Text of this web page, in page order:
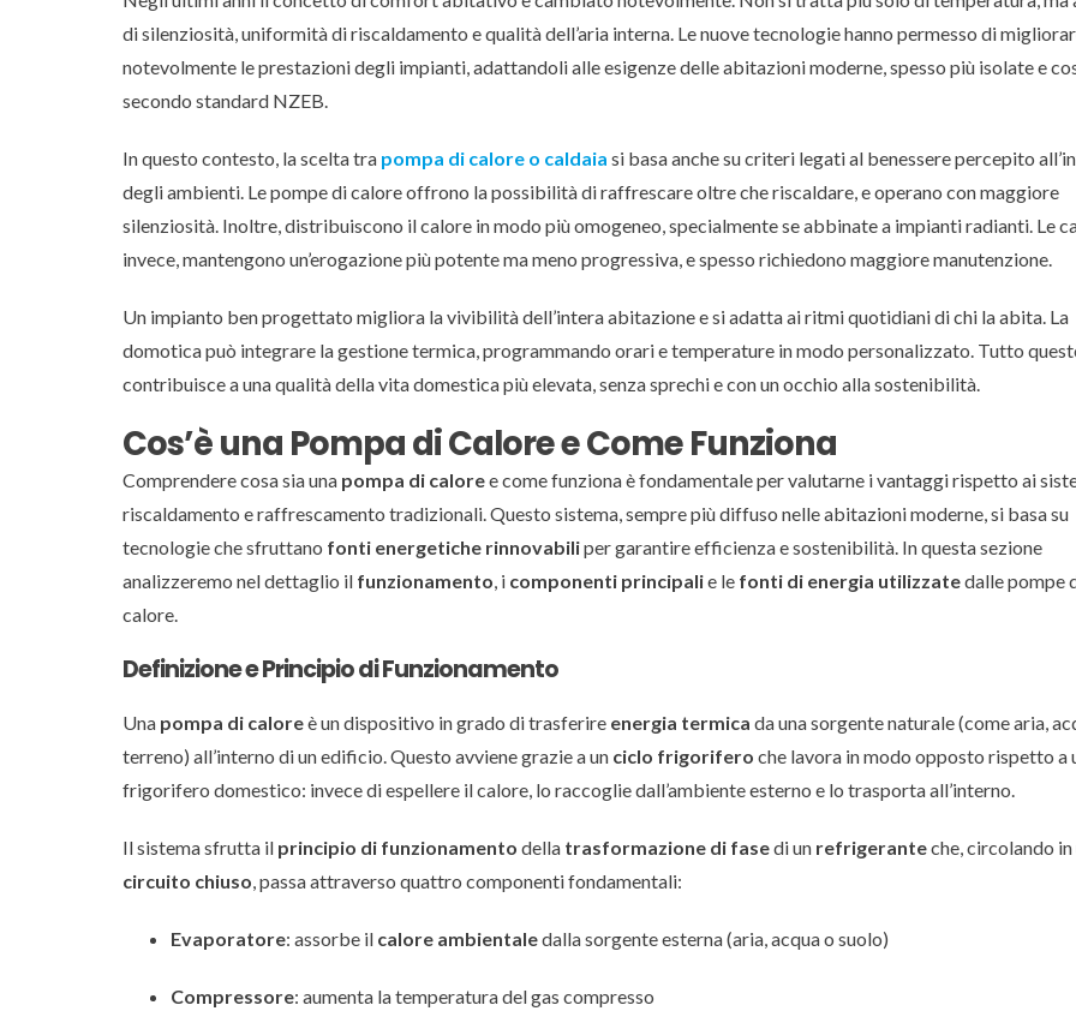
di silenziosità, uniformità di riscaldamento e qualità dell’aria interna. Le nuove tecnologie hanno permesso di
notevolmente le prestazioni degli impianti, adattandoli alle esigenze delle abitazioni moderne, spesso più isolate e
secondo standard NZEB.
In questo contesto, la scelta tra pompa di calore o caldaia si basa anche su criteri legati al benessere percepito
degli ambienti. Le pompe di calore offrono la possibilità di raffrescare oltre che riscaldare, e operano con maggiore
silenziosità. Inoltre, distribuiscono il calore in modo più omogeneo, specialmente se abbinate a impianti radianti. Le
invece, mantengono un’erogazione più potente ma meno progressiva, e spesso richiedono maggiore manutenzione.
Un impianto ben progettato migliora la vivibilità dell’intera abitazione e si adatta ai ritmi quotidiani di chi la abita. La
domotica può integrare la gestione termica, programmando orari e temperature in modo personalizzato. Tutto
contribuisce a una qualità della vita domestica più elevata, senza sprechi e con un occhio alla sostenibilità.
Cos’è una Pompa di Calore e Come Funziona
Comprendere cosa sia una pompa di caloree come funziona è fondamentale per valutarne i vantaggi rispetto ai
riscaldamento e raffrescamento tradizionali. Questo sistema, sempre più diffuso nelle abitazioni moderne, si basa su
tecnologie che sfruttano fonti energetiche rinnovabiliper garantire efficienza e sostenibilità. In questa sezione
analizzeremo nel dettaglio il funzionamento, i componenti principalie le fonti di energia utilizzatedalle pompe
calore.
Definizione e Principio di Funzionamento
Una pompa di caloreè un dispositivo in grado di trasferire energia termica da una sorgente naturale (come aria,
terreno) all’interno di un edificio. Questo avviene grazie a un ciclo frigorifero che lavora in modo opposto rispetto a
frigorifero domestico: invece di espellere il calore, lo raccoglie dall’ambiente esterno e lo trasporta all’interno.
Il sistema sfrutta il principio di funzionamento della trasformazione di fasedi un refrigeranteche, circolando in
circuito chiuso, passa attraverso quattro componenti fondamentali:
Evaporatore: assorbe il calore ambientaledalla sorgente esterna (aria, acqua o suolo)
Compressore: aumenta la temperatura del gas compresso